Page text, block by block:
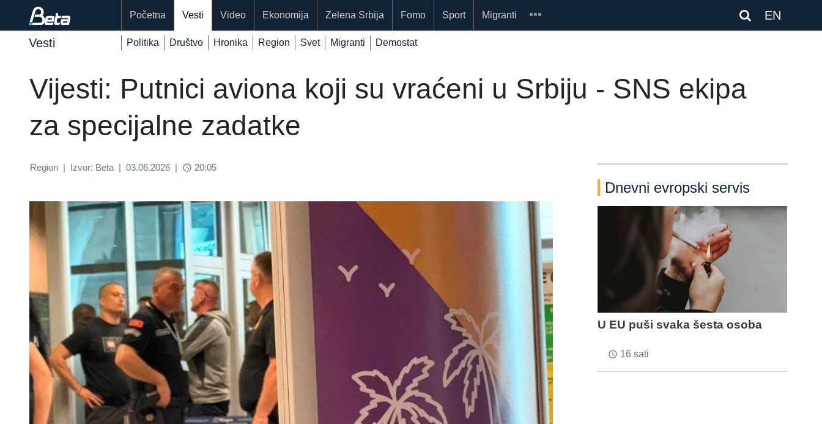
EN
Početna Vesti Video Ekonomija Zelena Srbija Fomo Sport Migranti
Vesti Politika Društvo Hronika Region Svet Migranti Demostat
Vijesti: Putnici aviona koji su vraćeni u Srbiju - SNS ekipa
za specijalne zadatke
Region | Izvor: Beta | 03.06.2026 | access_time 20:05
Dnevni evropski servis
U EU puši svaka šesta osoba
access_time 16 sati